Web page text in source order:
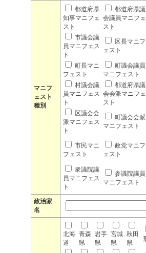
マニフ
ェスト
種別
都道府県
知事マニフェ
スト
都道府県議
会議員マニフェ
スト
市議会議
員マニフェス
ト
区長マニフ
ェスト
町長マニ
フェスト
町議会議員
マニフェスト
村議会議
員マニフェス
ト
都道府県議
会会派マニフェ
スト
区議会会
派マニフェス
ト
町議会会派
マニフェスト
市民マニ
フェスト
政党マニフ
ェスト
衆議院議
員マニフェス
ト
参議院議員
マニフェスト
政治家
名
北海
道
青森
県
岩手
県
宮城
県
秋田
県